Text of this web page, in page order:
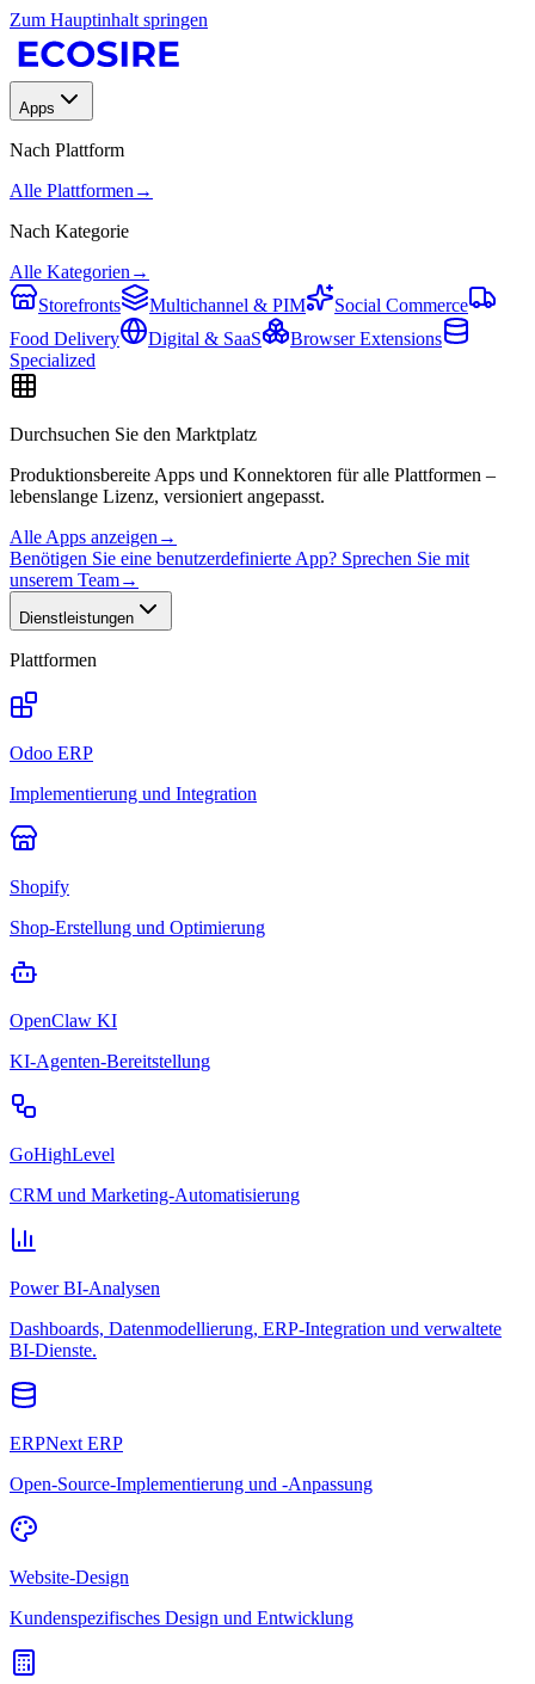
Zum Hauptinhalt springen
Apps
Nach Plattform
Alle Plattformen →
Nach Kategorie
Alle Kategorien →
Storefronts
Multichannel & PIM
Social Commerce
Food Delivery
Digital & SaaS
Browser Extensions
Specialized
Durchsuchen Sie den Marktplatz
Produktionsbereite Apps und Konnektoren für alle Plattformen –
lebenslange Lizenz, versioniert angepasst.
Alle Apps anzeigen →
Benötigen Sie eine benutzerdefinierte App? Sprechen Sie mit
unserem Team→
Dienstleistungen
Plattformen
Odoo ERP
Implementierung und Integration
Shopify
Shop-Erstellung und Optimierung
OpenClaw KI
KI-Agenten-Bereitstellung
GoHighLevel
CRM und Marketing-Automatisierung
Power BI-Analysen
Dashboards, Datenmodellierung, ERP-Integration und verwaltete
BI-Dienste.
ERPNext ERP
Open-Source-Implementierung und -Anpassung
Website-Design
Kundenspezifisches Design und Entwicklung